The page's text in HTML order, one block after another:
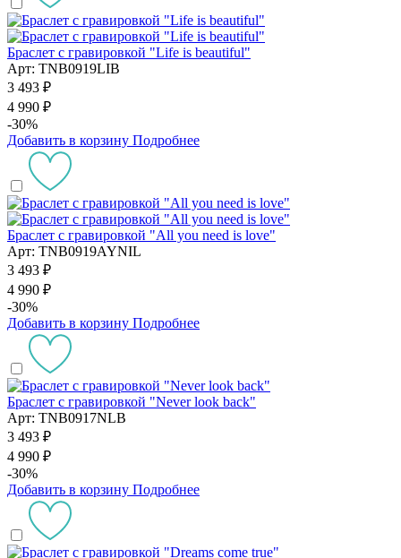
Браслет с гравировкой "Life is beautiful"
Арт: TNB0919LIB
3 493 ₽
4 990 ₽
-30%
Добавить в корзину Подробнее
Браслет с гравировкой "All you need is love"
Арт: TNB0919AYNIL
3 493 ₽
4 990 ₽
-30%
Добавить в корзину Подробнее
Браслет с гравировкой "Never look back"
Арт: TNB0917NLB
3 493 ₽
4 990 ₽
-30%
Добавить в корзину Подробнее